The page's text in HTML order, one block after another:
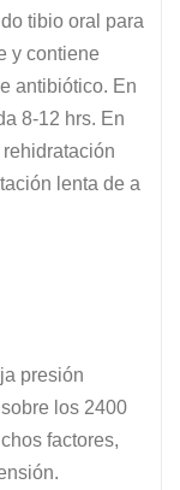
tibio oral para
y contiene
antibiótico. En
8-12 hrs. En
lenta de a
presión
los 2400
factores,